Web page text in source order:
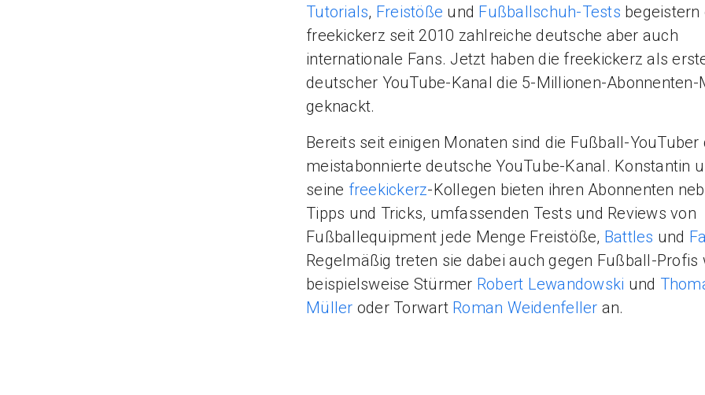
Tutorials, Freistöße und Fußballschuh-Tests begeistern
freekickerz seit 2010 zahlreiche deutsche aber auch
internationale Fans. Jetzt haben die freekickerz als
deutscher YouTube-Kanal die 5-Millionen-Abonnenten-
geknackt.
Bereits seit einigen Monaten sind die Fußball-YouTuber
meistabonnierte deutsche YouTube-Kanal. Konstantin
seine freekickerz-Kollegen bieten ihren Abonnenten
Tipps und Tricks, umfassenden Tests und Reviews von
Fußballequipment jede Menge Freistöße, Battles und
Regelmäßig treten sie dabei auch gegen Fußball-Profis
beispielsweise Stürmer Robert Lewandowski und
Müller oder Torwart Roman Weidenfeller an.